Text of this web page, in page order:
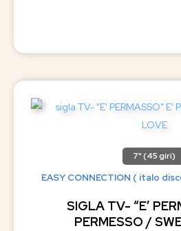
7" (45 giri)
EASY CONNECTION ( italo
SIGLA TV- “E’
PERMESSO /